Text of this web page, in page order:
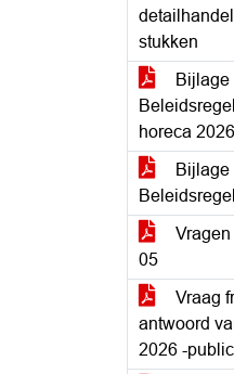
stukken
Bijlage
horeca 2026
Bijlage
05
Vraag
antwoord
2026 -